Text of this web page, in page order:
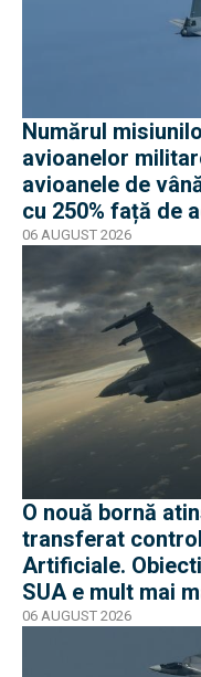
Numărul
avioanelor
avioanele de
cu 250% față de
trecut
06 AUGUST 2026
O nouă bornă
transferat
Artificiale.
SUA e mult mai
06 AUGUST 2026